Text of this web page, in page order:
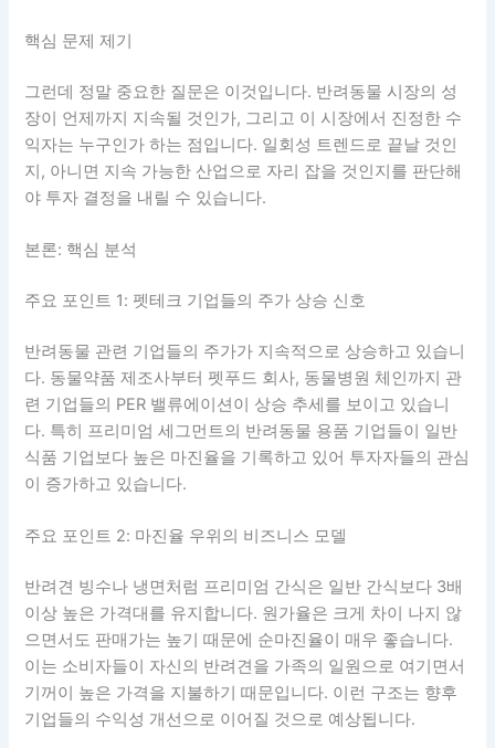
핵심 문제 제기
그런데 정말 중요한 질문은 이것입니다. 반려동물 시장의 성
장이 언제까지 지속될 것인가, 그리고 이 시장에서 진정한 수
익자는 누구인가 하는 점입니다. 일회성 트렌드로 끝날 것인
지, 아니면 지속 가능한 산업으로 자리 잡을 것인지를 판단해
야 투자 결정을 내릴 수 있습니다.
본론: 핵심 분석
주요 포인트 1: 펫테크 기업들의 주가 상승 신호
반려동물 관련 기업들의 주가가 지속적으로 상승하고 있습니
다. 동물약품 제조사부터 펫푸드 회사, 동물병원 체인까지 관
련 기업들의 PER 밸류에이션이 상승 추세를 보이고 있습니
다. 특히 프리미엄 세그먼트의 반려동물 용품 기업들이 일반
식품 기업보다 높은 마진율을 기록하고 있어 투자자들의 관심
이 증가하고 있습니다.
주요 포인트 2: 마진율 우위의 비즈니스 모델
반려견 빙수나 냉면처럼 프리미엄 간식은 일반 간식보다 3배
이상 높은 가격대를 유지합니다. 원가율은 크게 차이 나지 않
으면서도 판매가는 높기 때문에 순마진율이 매우 좋습니다.
이는 소비자들이 자신의 반려견을 가족의 일원으로 여기면서
기꺼이 높은 가격을 지불하기 때문입니다. 이런 구조는 향후
기업들의 수익성 개선으로 이어질 것으로 예상됩니다.